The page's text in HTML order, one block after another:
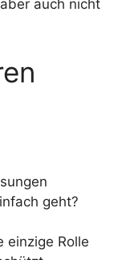
auch nicht
geht?
einzige Rolle